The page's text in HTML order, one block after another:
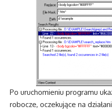
Po uruchomieniu programu
robocze, oczekujące na